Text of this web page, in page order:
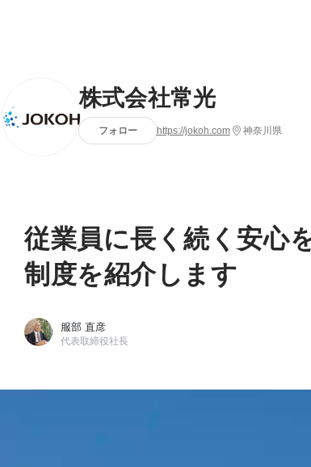
株式会社常光
フォロー https://jokoh.com 神奈川県
従業員に長く続く安心
制度を紹介します
服部 直彦
代表取締役社長